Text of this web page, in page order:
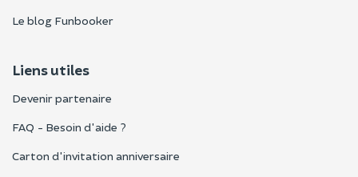
Le blog Funbooker
Liens utiles
Devenir partenaire
FAQ - Besoin d'aide ?
Carton d'invitation anniversaire